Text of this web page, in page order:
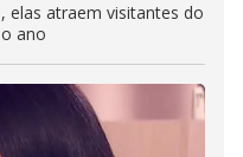
elas atraem visitantes do
ano